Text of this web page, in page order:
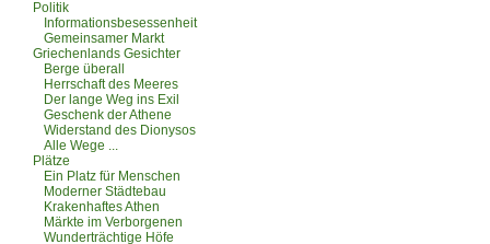
Politik
Informationsbesessenheit
Gemeinsamer Markt
Griechenlands Gesichter
Berge überall
Herrschaft des Meeres
Der lange Weg ins Exil
Geschenk der Athene
Widerstand des Dionysos
Alle Wege ...
Plätze
Ein Platz für Menschen
Moderner Städtebau
Krakenhaftes Athen
Märkte im Verborgenen
Wunderträchtige Höfe